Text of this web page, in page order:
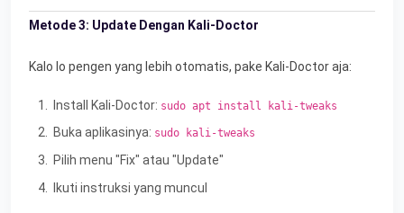
Metode 3: Update Dengan Kali-Doctor
Kalo lo pengen yang lebih otomatis, pake Kali-Doctor aja:
Install Kali-Doctor: sudo apt install kali-tweaks
Buka aplikasinya: sudo kali-tweaks
Pilih menu "Fix" atau "Update"
Ikuti instruksi yang muncul